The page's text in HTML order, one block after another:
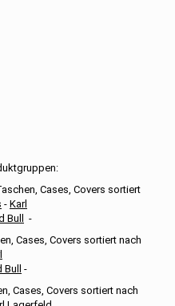
Cases, Covers sortiert
- Karl
Bull
-
Cases, Covers sortiert nach
-
Cases, Covers sortiert nach